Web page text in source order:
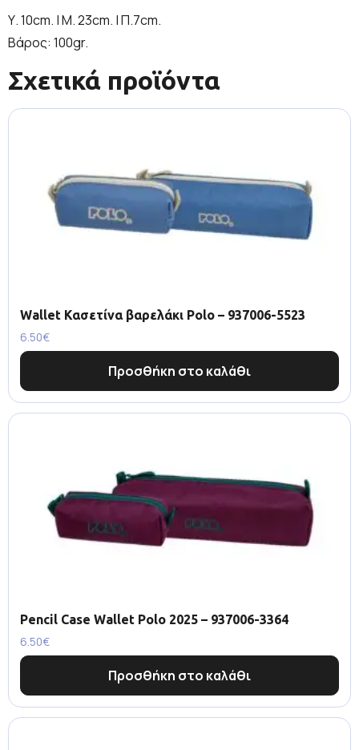
Υ. 10cm. | Μ. 23cm. | Π.7cm.
Βάρος: 100gr.
Σχετικά προϊόντα
Wallet Κασετίνα βαρελάκι Polo – 937006-5523
6.50€
Προσθήκη στο καλάθι
Pencil Case Wallet Polo 2025 – 937006-3364
6.50€
Προσθήκη στο καλάθι